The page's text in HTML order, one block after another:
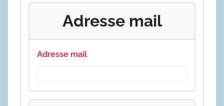
Adresse mail
Adresse mail